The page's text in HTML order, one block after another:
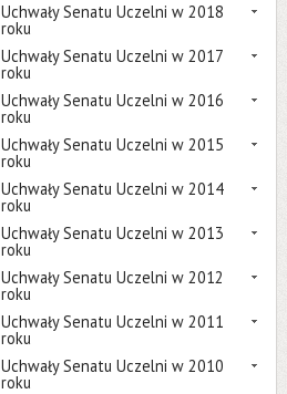
Uchwały Senatu Uczelni w 2018
roku
Uchwały Senatu Uczelni w 2017
roku
Uchwały Senatu Uczelni w 2016
roku
Uchwały Senatu Uczelni w 2015
roku
Uchwały Senatu Uczelni w 2014
roku
Uchwały Senatu Uczelni w 2013
roku
Uchwały Senatu Uczelni w 2012
roku
Uchwały Senatu Uczelni w 2011
roku
Uchwały Senatu Uczelni w 2010
roku